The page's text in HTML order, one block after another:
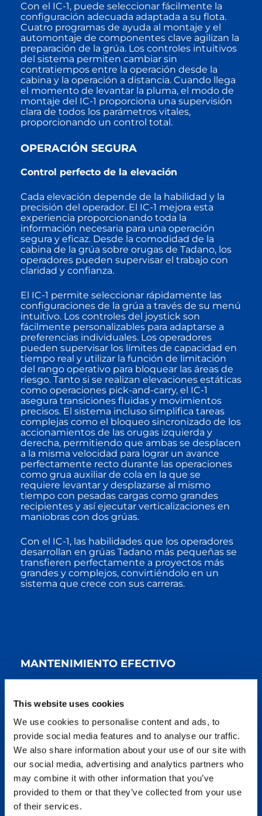
This website uses cookies
We use cookies to personalise content and ads, to
provide social media features and to analyse our traffic.
We also share information about your use of our site with
our social media, advertising and analytics partners who
may combine it with other information that you’ve
provided to them or that they’ve collected from your use
of their services.
Con el IC-1, puede seleccionar fácilmente la
configuración adecuada adaptada a su flota.
Cuatro programas de ayuda al montaje y el
automontaje de componentes clave agilizan la
preparación de la grúa. Los controles intuitivos
del sistema permiten cambiar sin
contratiempos entre la operación desde la
cabina y la operación a distancia. Cuando llega
el momento de levantar la pluma, el modo de
montaje del IC-1 proporciona una supervisión
clara de todos los parámetros vitales,
proporcionando un control total.
OPERACIÓN SEGURA
Control perfecto de la elevación
Cada elevación depende de la habilidad y la
precisión del operador. El IC-1 mejora esta
experiencia proporcionando toda la
información necesaria para una operación
segura y eficaz. Desde la comodidad de la
cabina de la grúa sobre orugas de Tadano, los
operadores pueden supervisar el trabajo con
claridad y confianza.
El IC-1 permite seleccionar rápidamente las
configuraciones de la grúa a través de su menú
intuitivo. Los controles del joystick son
fácilmente personalizables para adaptarse a
preferencias individuales. Los operadores
pueden supervisar los límites de capacidad en
tiempo real y utilizar la función de limitación
del rango operativo para bloquear las áreas de
riesgo. Tanto si se realizan elevaciones estáticas
como operaciones pick-and-carry, el IC-1
asegura transiciones fluidas y movimientos
precisos. El sistema incluso simplifica tareas
complejas como el bloqueo sincronizado de los
accionamientos de las orugas izquierda y
derecha, permitiendo que ambas se desplacen
a la misma velocidad para lograr un avance
perfectamente recto durante las operaciones
como grua auxiliar de cola en la que se
requiere levantar y desplazarse al mismo
tiempo con pesadas cargas como grandes
recipientes y así ejecutar verticalizaciones en
maniobras con dos grúas.
Con el IC-1, las habilidades que los operadores
desarrollan en grúas Tadano más pequeñas se
transfieren perfectamente a proyectos más
grandes y complejos, convirtiéndolo en un
sistema que crece con sus carreras.
MANTENIMIENTO EFECTIVO
operativa. IC-1 minimiza el tiempo de
inactividad ofreciendo una asistencia integral al
mantenimiento. Los operadores pueden
acceder a los datos de mantenimiento
esenciales directamente en la cabina, mientras
que el personal de flota puede utilizar los
mismos datos para programar el
mantenimiento preventivo de forma eficaz.